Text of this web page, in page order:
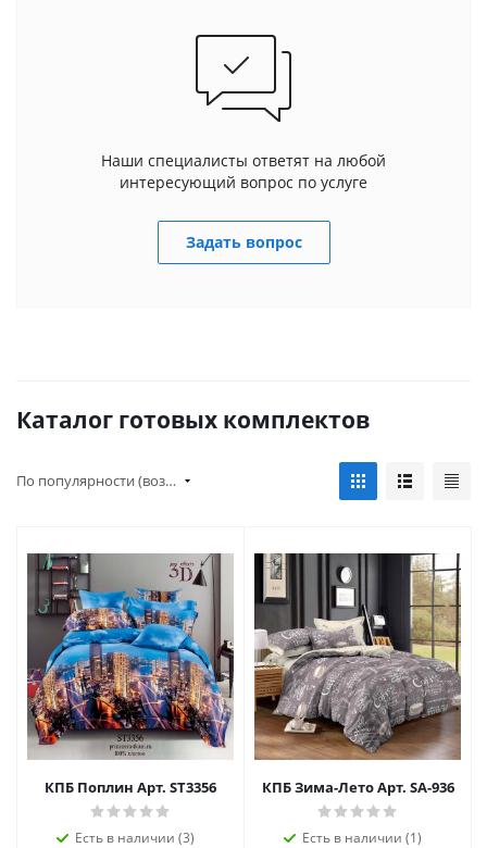
Наши специалисты ответят на любой
интересующий вопрос по услуге
Задать вопрос
Каталог готовых комплектов
По популярности (возрастание)
КПБ Поплин Арт. ST3356
Есть в наличии (3)
КПБ Зима-Лето Арт. SA-936
Есть в наличии (1)